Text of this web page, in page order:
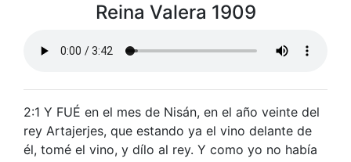
Reina Valera 1909
2:1 Y FUÉ en el mes de Nisán, en el año veinte del
rey Artajerjes, que estando ya el vino delante de
él, tomé el vino, y dílo al rey. Y como yo no había